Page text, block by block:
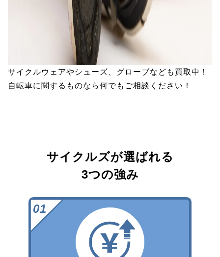
サイクルウェアやシューズ、グローブなども買取中！
自転車に関するものなら何でもご相談ください！
サイクルズが選ばれる
3つの強み